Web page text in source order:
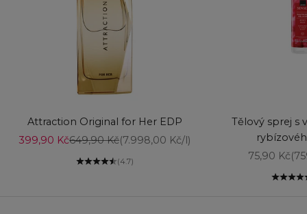
Attraction Original for Her EDP
Prodejní cena
399,90 KčBěžná cena
649,90 Kč(7.998,00 Kč/l)
(4.7)
Tělový sprej s
Prodejní
75,90 Kč